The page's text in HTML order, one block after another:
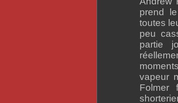
prend
toutes
peu
partie
vapeur
Folmer